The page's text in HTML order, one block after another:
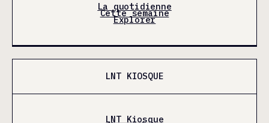
La quotidienne
Cette semaine
Explorer
LNT KIOSQUE
LNT Kiosque